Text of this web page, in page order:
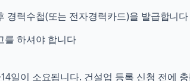
경력수첩(또는 전자경력카드)을 발급합니다
를 하셔야 합니다
일이 소요됩니다. 건설업 등록 신청 전에